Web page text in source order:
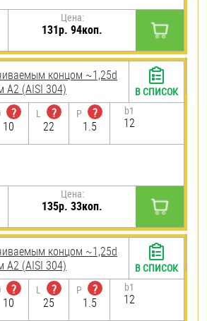
Цена:
131р. 94коп.
концом ~1,25d
А2 (AISI 304)
?
10
L
?
22
P
?
1.5
b1
12
Цена:
135р. 33коп.
В СПИСОК
концом ~1,25d
А2 (AISI 304)
?
10
L
?
25
P
?
1.5
b1
12
В СПИСОК